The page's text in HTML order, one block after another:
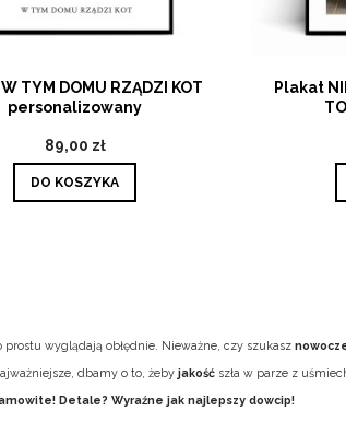
TYM DOMU RZĄDZI KOT
personalizowany
89,00 zł
DO KOSZYKA
Plakat
prostu wyglądają obłędnie. Nieważne, czy szukasz
dbamy o to, żeby jakość szła w parze z
Detale? Wyraźne jak najlepszy dowcip!